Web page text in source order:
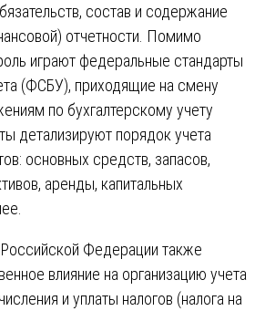
состав и содержание
отчетности. Помимо
играют федеральные стандарты
(ФСБУ), приходящие на смену
по бухгалтерскому учету
детализируют порядок учета
основных средств, запасов,
аренды, капитальных
Федерации также
влияние на организацию учета
и уплаты налогов (налога на